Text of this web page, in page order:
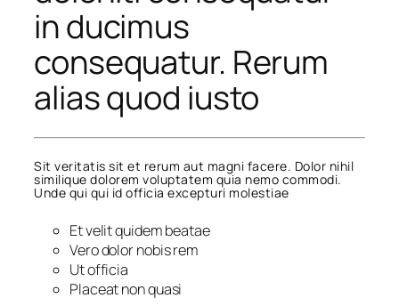
in ducimus
consequatur. Rerum
alias quod iusto
Sit veritatis sit et rerum aut magni facere. Dolor nihil
similique dolorem voluptatem quia nemo commodi.
Unde qui qui id officia excepturi molestiae
Et velit quidem beatae
Vero dolor nobis rem
Ut officia
Placeat non quasi